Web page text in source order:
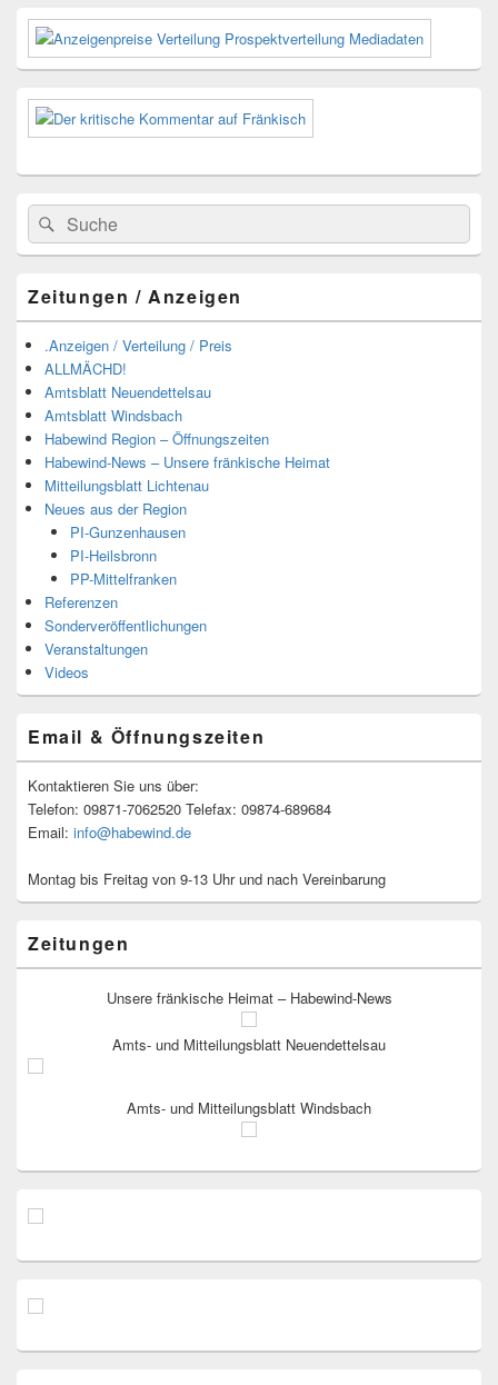
Primärer
Seitenleisten-
Widgetbereich
Suchen
nach:
Suchen
Zeitungen / Anzeigen
.Anzeigen / Verteilung / Preis
ALLMÄCHD!
Amtsblatt Neuendettelsau
Amtsblatt Windsbach
Habewind Region – Öffnungszeiten
Habewind-News – Unsere fränkische Heimat
Mitteilungsblatt Lichtenau
Neues aus der Region
PI-Gunzenhausen
PI-Heilsbronn
PP-Mittelfranken
Referenzen
Sonderveröffentlichungen
Veranstaltungen
Videos
Email & Öffnungszeiten
Kontaktieren Sie uns über:
Telefon: 09871-7062520 Telefax: 09874-689684
Email: info@habewind.de
Montag bis Freitag von 9-13 Uhr und nach Vereinbarung
Zeitungen
Unsere fränkische Heimat – Habewind-News
Amts- und Mitteilungsblatt Neuendettelsau
Amts- und Mitteilungsblatt Windsbach